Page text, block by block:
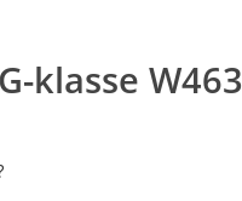
klasse W463